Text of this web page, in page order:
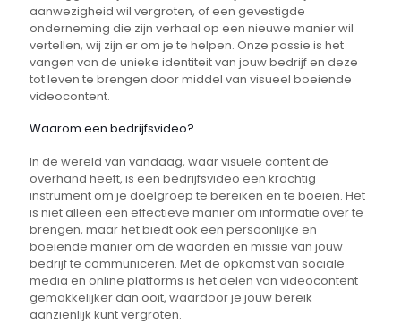
aanwezigheid wil vergroten, of een gevestigde
onderneming die zijn verhaal op een nieuwe manier wil
vertellen, wij zijn er om je te helpen. Onze passie is het
vangen van de unieke identiteit van jouw bedrijf en deze
tot leven te brengen door middel van visueel boeiende
videocontent.
Waarom een bedrijfsvideo?
In de wereld van vandaag, waar visuele content de
overhand heeft, is een bedrijfsvideo een krachtig
instrument om je doelgroep te bereiken en te boeien. Het
is niet alleen een effectieve manier om informatie over te
brengen, maar het biedt ook een persoonlijke en
boeiende manier om de waarden en missie van jouw
bedrijf te communiceren. Met de opkomst van sociale
media en online platforms is het delen van videocontent
gemakkelijker dan ooit, waardoor je jouw bereik
aanzienlijk kunt vergroten.